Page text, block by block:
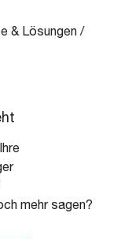
& Lösungen /
mehr sagen?